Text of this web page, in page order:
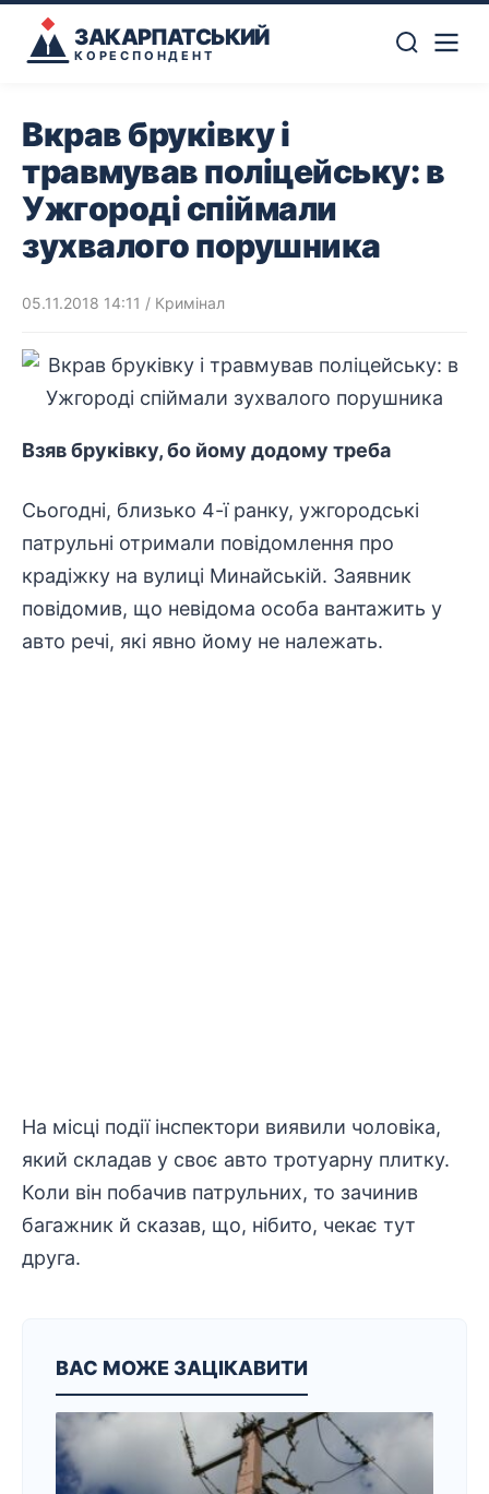
ЗАКАРПАТСЬКИЙ
КОРЕСПОНДЕНТ
Вкрав бруківку і
травмував поліцейську: в
Ужгороді спіймали
зухвалого порушника
05.11.2018 14:11 / Кримінал
Взяв бруківку, бо йому додому треба
Сьогодні, близько 4-ї ранку, ужгородські
патрульні отримали повідомлення про
крадіжку на вулиці Минайській. Заявник
повідомив, що невідома особа вантажить у
авто речі, які явно йому не належать.
На місці події інспектори виявили чоловіка,
який складав у своє авто тротуарну плитку.
Коли він побачив патрульних, то зачинив
багажник й сказав, що, нібито, чекає тут
друга.
ВАС МОЖЕ ЗАЦІКАВИТИ